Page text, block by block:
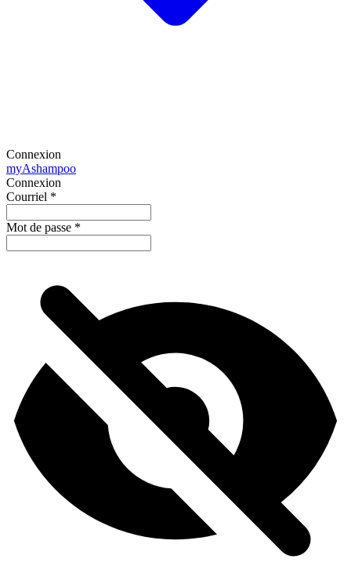
Connexion
myAshampoo
Connexion
Courriel *
Mot de passe *